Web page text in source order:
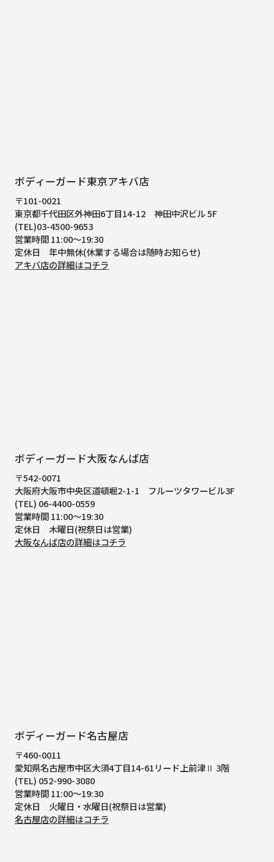
ボディーガード東京アキバ店
〒101-0021
東京都千代田区外神田6丁目14-12 神田中沢ビル 5F
(TEL)03-4500-9653
営業時間 11:00～19:30
定休日 年中無休(休業する場合は随時お知らせ)
アキバ店の詳細はコチラ
ボディーガード大阪なんば店
〒542-0071
大阪府大阪市中央区道頓堀2-1-1
フルーツタワービル3F
(TEL) 06-4400-0559
営業時間 11:00～19:30
定休日 木曜日(祝祭日は営業)
大阪なんば店の詳細はコチラ
ボディーガード名古屋店
〒460-0011
愛知県名古屋市中区大須4丁目14-61リード上前津Ⅱ 3階
(TEL) 052-990-3080
営業時間 11:00～19:30
定休日 火曜日・水曜日(祝祭日は営業)
名古屋店の詳細はコチラ